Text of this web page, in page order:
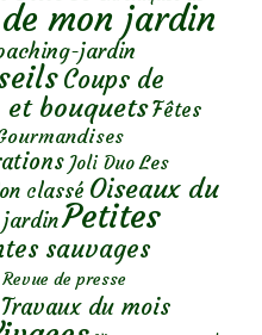
mon jardin
jardin
Coups de
bouquetsFêtes
Joli Duo Les
classé Oiseaux du
jardinPetites
sauvages
Revue de presse
Travaux du mois